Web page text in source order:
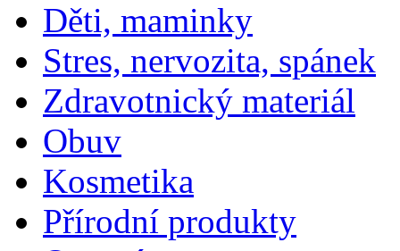
Děti, maminky
Stres, nervozita, spánek
Zdravotnický materiál
Obuv
Kosmetika
Přírodní produkty